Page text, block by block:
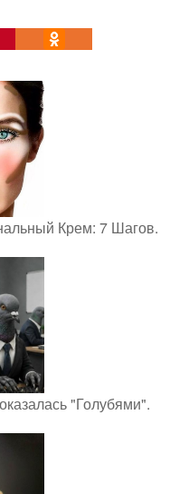
Крем: 7 Шагов.
"Голубями".